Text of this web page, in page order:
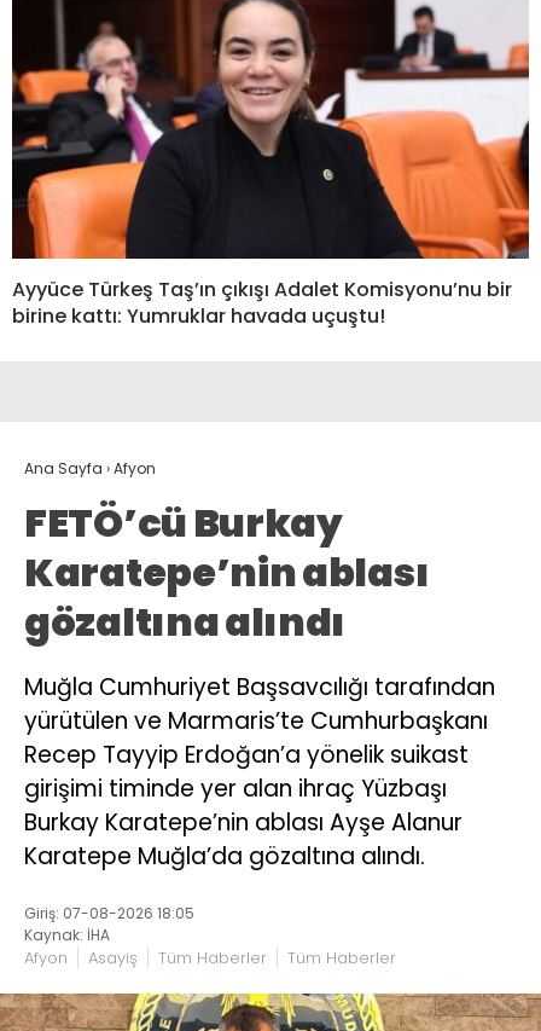
Ayyüce Türkeş Taş’ın çıkışı Adalet Komisyonu’nu bir
birine kattı: Yumruklar havada uçuştu!
Ana Sayfa ›Afyon
FETÖ’cü Burkay
Karatepe’nin ablası
gözaltına alındı
Muğla Cumhuriyet Başsavcılığı tarafından
yürütülen ve Marmaris’te Cumhurbaşkanı
Recep Tayyip Erdoğan’a yönelik suikast
girişimi timinde yer alan ihraç Yüzbaşı
Burkay Karatepe’nin ablası Ayşe Alanur
Karatepe Muğla’da gözaltına alındı.
Giriş: 07-08-2026 18:05
Kaynak: İHA
Afyon Asayiş Tüm Haberler Tüm Haberler